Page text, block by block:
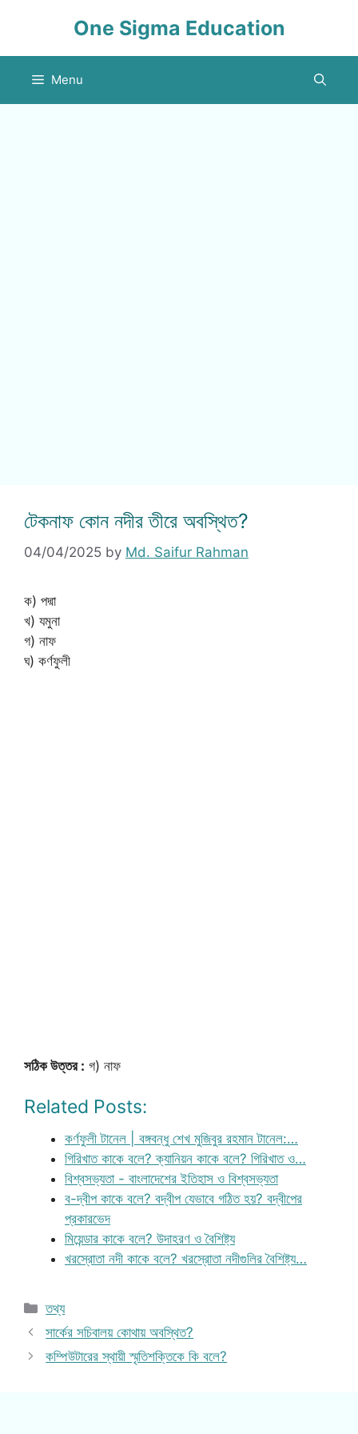
One Sigma Education
Menu
টেকনাফ কোন নদীর তীরে অবস্থিত?
04/04/2025 by Md. Saifur Rahman
ক) পদ্মা
খ) যমুনা
গ) নাফ
ঘ) কর্ণফুলী
সঠিক উত্তর : গ) নাফ
Related Posts:
কর্ণফুলী টানেল | বঙ্গবন্ধু শেখ মুজিবুর রহমান টানেল:…
গিরিখাত কাকে বলে? ক্যানিয়ন কাকে বলে? গিরিখাত ও…
বিশ্বসভ্যতা - বাংলাদেশের ইতিহাস ও বিশ্বসভ্যতা
ব-দ্বীপ কাকে বলে? বদ্বীপ যেভাবে গঠিত হয়? বদ্বীপের
প্রকারভেদ
মিয়েন্ডার কাকে বলে? উদাহরণ ও বৈশিষ্ট্য
খরস্রোতা নদী কাকে বলে? খরস্রোতা নদীগুলির বৈশিষ্ট্য…
Categories
তথ্য
সার্কের সচিবালয় কোথায় অবস্থিত?
কম্পিউটারের স্থায়ী স্মৃতিশক্তিকে কি বলে?